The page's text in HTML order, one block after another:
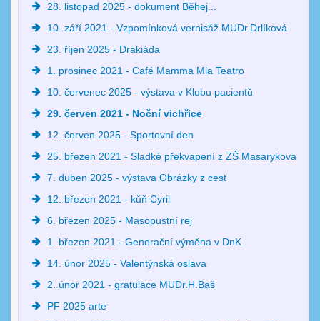
28. listopad 2025 - dokument Běhej...
10. září 2021 - Vzpomínková vernisáž MUDr.Drlíková
23. říjen 2025 - Drakiáda
1. prosinec 2021 - Café Mamma Mia Teatro
10. červenec 2025 - výstava v Klubu pacientů
29. červen 2021 - Noční vichřice
12. červen 2025 - Sportovní den
25. březen 2021 - Sladké překvapení z ZŠ Masarykova
7. duben 2025 - výstava Obrázky z cest
12. březen 2021 - kůň Cyril
6. březen 2025 - Masopustní rej
1. březen 2021 - Generační výměna v DnK
14. únor 2025 - Valentýnská oslava
2. únor 2021 - gratulace MUDr.H.Baš
PF 2025 arte